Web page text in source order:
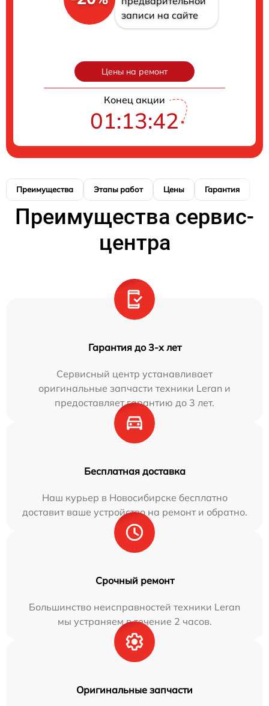
записи на сайте
Цены на ремонт
Конец акции
01:13:41
Преимущества Этапы работ Цены Гарантия
Преимущества сервис-
центра
Гарантия до 3-х лет
Сервисный центр устанавливает
оригинальные запчасти техники Leran и
предоставляет гарантию до 3 лет.
Бесплатная доставка
Наш курьер в Новосибирске бесплатно
доставит ваше устройство на ремонт и обратно.
Срочный ремонт
Большинство неисправностей техники Leran
мы устраняем в течение 2 часов.
Оригинальные запчасти